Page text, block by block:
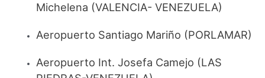
Michelena (VALENCIA- VENEZUELA)
Aeropuerto Santiago Mariño (PORLAMAR)
Aeropuerto Int. Josefa Camejo (LAS